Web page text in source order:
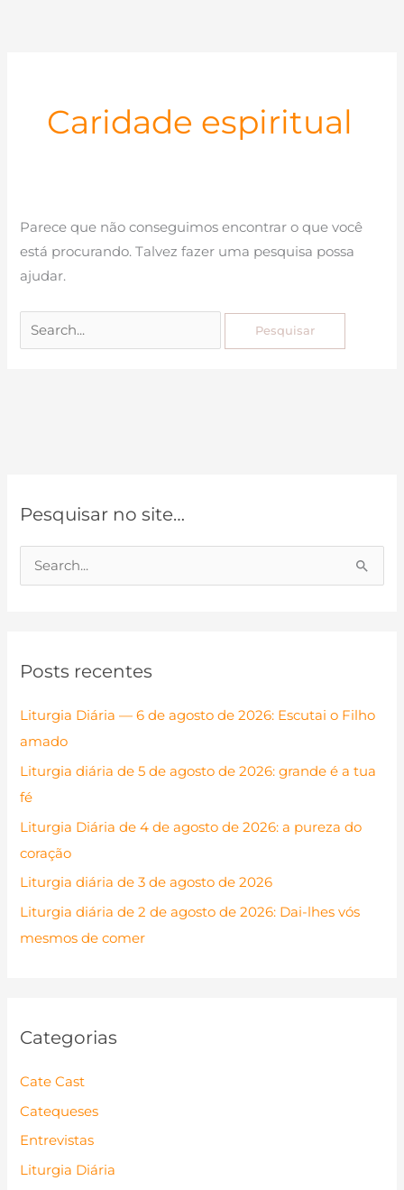
Caridade espiritual
Parece que não conseguimos encontrar o que você
está procurando. Talvez fazer uma pesquisa possa
ajudar.
Pesquisar
por:
Pesquisar no site…
u
r
p
o
r
:
Posts recentes
Liturgia Diária — 6 de agosto de 2026: Escutai o Filho
amado
Liturgia diária de 5 de agosto de 2026: grande é a tua
fé
Liturgia Diária de 4 de agosto de 2026: a pureza do
coração
Liturgia diária de 3 de agosto de 2026
Liturgia diária de 2 de agosto de 2026: Dai-lhes vós
mesmos de comer
Categorias
Cate Cast
Catequeses
Entrevistas
Liturgia Diária